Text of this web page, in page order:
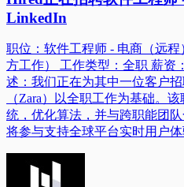
LinkedIn
职位：软件工程师 - 电商（远
方工作） 工作类型：全职 薪资
述：我们正在为其中一位客户
（Zara）以全职工作为基础。
统，优化算法，并与跨职能团
将参与支持全球平台实时用户体